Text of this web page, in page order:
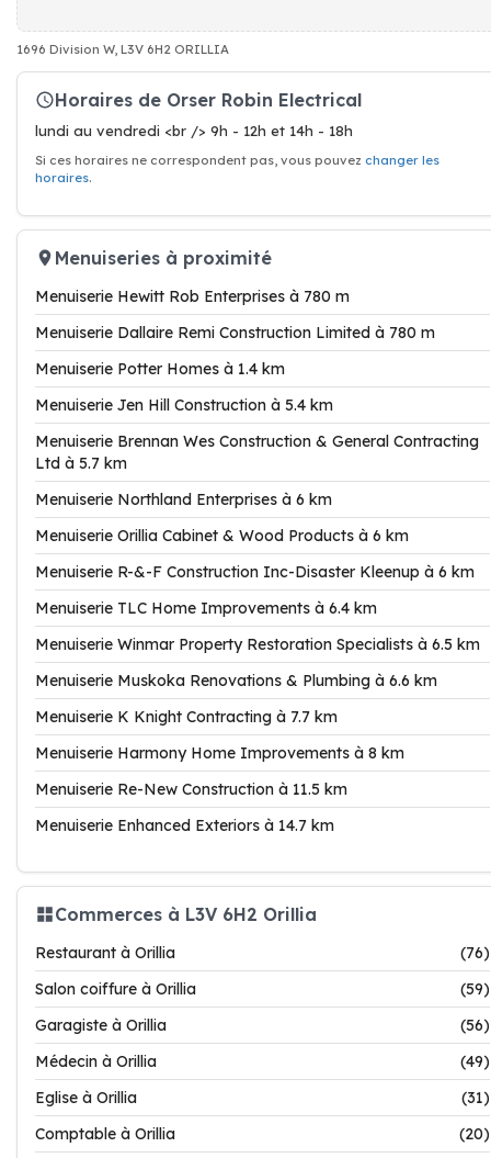
1696 Division W, L3V 6H2 ORILLIA
Horaires de Orser Robin Electrical
lundi au vendredi <br /> 9h - 12h et 14h - 18h
Si ces horaires ne correspondent pas, vous pouvez changer les
horaires.
Menuiseries à proximité
Menuiserie Hewitt Rob Enterprises à 780 m
Menuiserie Dallaire Remi Construction Limited à 780 m
Menuiserie Potter Homes à 1.4 km
Menuiserie Jen Hill Construction à 5.4 km
Menuiserie Brennan Wes Construction & General Contracting
Ltd à 5.7 km
Menuiserie Northland Enterprises à 6 km
Menuiserie Orillia Cabinet & Wood Products à 6 km
Menuiserie R-&-F Construction Inc-Disaster Kleenup à 6 km
Menuiserie TLC Home Improvements à 6.4 km
Menuiserie Winmar Property Restoration Specialists à 6.5 km
Menuiserie Muskoka Renovations & Plumbing à 6.6 km
Menuiserie K Knight Contracting à 7.7 km
Menuiserie Harmony Home Improvements à 8 km
Menuiserie Re-New Construction à 11.5 km
Menuiserie Enhanced Exteriors à 14.7 km
Commerces à L3V 6H2 Orillia
Restaurant à Orillia
(76)
Salon coiffure à Orillia
(59)
Garagiste à Orillia
(56)
Médecin à Orillia
(49)
Eglise à Orillia
(31)
Comptable à Orillia
(20)